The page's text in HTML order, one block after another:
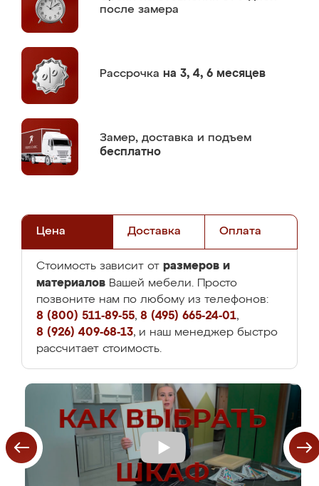
после замера
Рассрочка на 3, 4, 6 месяцев
Замер, доставка и подъем
бесплатно
Цена Доставка Оплата
Стоимость зависит от размеров и
материалов Вашей мебели. Просто
позвоните нам по любому из телефонов:
8 (800) 511-89-55, 8 (495) 665-24-01,
8 (926) 409-68-13, и наш менеджер быстро
рассчитает стоимость.